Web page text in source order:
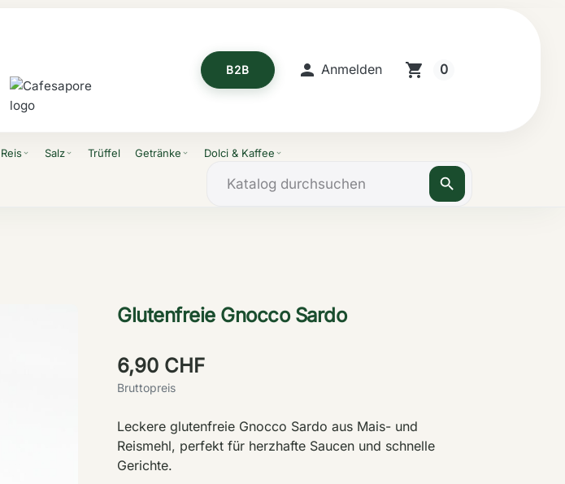
B2B  Anmelden shopping_cart 0
Reis expand_more Salz expand_more Trüffel Getränke expand_more Dolci & Kaffee expand_more
search
Glutenfreie Gnocco Sardo
6,90 CHF
Bruttopreis
Leckere glutenfreie Gnocco Sardo aus Mais- und
Reismehl, perfekt für herzhafte Saucen und schnelle
Gerichte.